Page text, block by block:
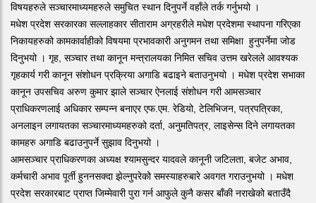
विषयहरुले सञ्चारमाध्यमहरुले समुचित स्थान दिनुपर्ने वहाँले तर्क गर्नुभयो ।
मधेश प्रदेश सरकारका सल्लाहकार सीताराम अग्रहरीले मधेश प्रदेशमा स्थापना गरिएका
निकायहरुको कामकार्वाहीको विषयमा प्रभावकारी अनुगमन तथा समिक्षा हुनुपर्नेमा जोड
दिनुभयो । गृह, सञ्चार तथा कानून मन्त्रालयका निमित सचिव उत्तम खरेलले आवश्यक
गृहकार्य गरी कानून संशोधन प्रक्रिया अगाडि बढाइने बताउनुभयो । मधेश प्रदेश सभाका
कानून उपसचिव अरुण कुमार झाले सञ्चार ऐनलाई संशोधन गरी आमसञ्चार
प्राधिकरणलाई अधिकार सम्पन्न बनाएर एफ.एम. रेडियो, टेलिभिजन, पत्रपत्रिका,
अनलाइन लगायतका सञ्चारमाध्यमहरुको दर्ता, अनुमतिपत्र, लाइसेन्स दिने लगायतका
कामहरु अगाडि बढाउनुपर्ने सुझाव दिनुभयो ।
आमसञ्चार प्राधिकरणका अध्यक्ष श्यामसुन्दर यादवले कानूनी जटिलता, बजेट अभाव,
कर्मचारी अभाव पूर्ती हुननसक्दा झेल्नुपरेको समस्याहरुबारे अवगत गराउनुभयो । मधेश
प्रदेश सरकारबाट प्राप्त जिम्मेवारी पुरा गर्न आफुले कुनै कसर बाँकी नराखेको बताउँदै